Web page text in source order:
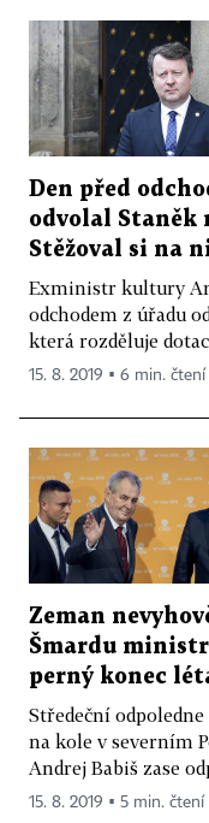
Den před
odvolal Staněk
Stěžoval si na
Exministr kultury
odchodem z úřadu
která rozděluje
15. 8. 2019 ▪ 6 min. čtení
Zeman
Šmardu
perný konec
Středeční odpoledne
na kole v severním
Andrej Babiš zase
15. 8. 2019 ▪ 5 min. čtení